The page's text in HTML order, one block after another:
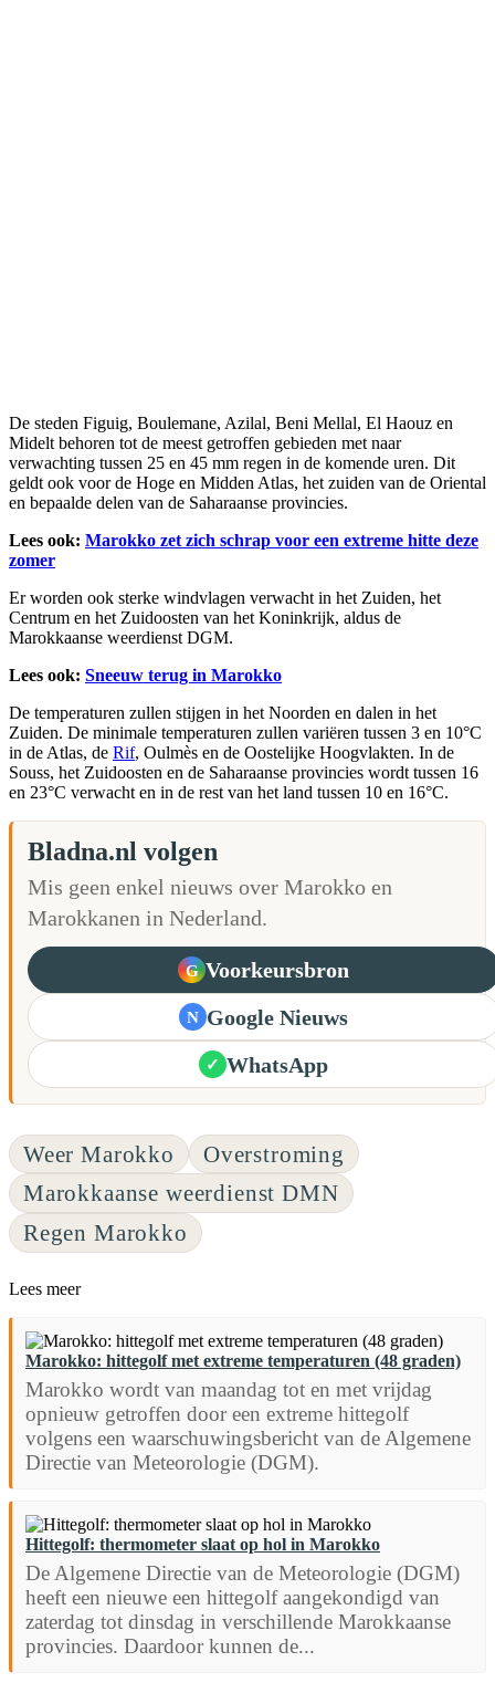
De steden Figuig, Boulemane, Azilal, Beni Mellal, El Haouz en
Midelt behoren tot de meest getroffen gebieden met naar
verwachting tussen 25 en 45 mm regen in de komende uren. Dit
geldt ook voor de Hoge en Midden Atlas, het zuiden van de Oriental
en bepaalde delen van de Saharaanse provincies.
Lees ook: Marokko zet zich schrap voor een extreme hitte deze
zomer
Er worden ook sterke windvlagen verwacht in het Zuiden, het
Centrum en het Zuidoosten van het Koninkrijk, aldus de
Marokkaanse weerdienst DGM.
Lees ook: Sneeuw terug in Marokko
De temperaturen zullen stijgen in het Noorden en dalen in het
Zuiden. De minimale temperaturen zullen variëren tussen 3 en 10°C
in de Atlas, de Rif, Oulmès en de Oostelijke Hoogvlakten. In de
Souss, het Zuidoosten en de Saharaanse provincies wordt tussen 16
en 23°C verwacht en in de rest van het land tussen 10 en 16°C.
Bladna.nl volgen
Mis geen enkel nieuws over Marokko en
Marokkanen in Nederland.
G Voorkeursbron
N Google Nieuws
✓ WhatsApp
Weer Marokko
Overstroming
Marokkaanse weerdienst DMN
Regen Marokko
Lees meer
Marokko: hittegolf met extreme temperaturen (48 graden)
Marokko wordt van maandag tot en met vrijdag
opnieuw getroffen door een extreme hittegolf
volgens een waarschuwingsbericht van de Algemene
Directie van Meteorologie (DGM).
Hittegolf: thermometer slaat op hol in Marokko
De Algemene Directie van de Meteorologie (DGM)
heeft een nieuwe een hittegolf aangekondigd van
zaterdag tot dinsdag in verschillende Marokkaanse
provincies. Daardoor kunnen de...